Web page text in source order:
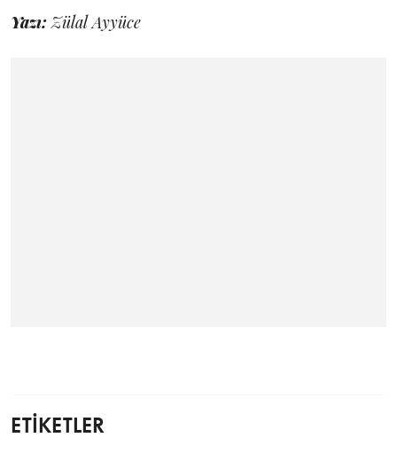
Yazı:Zülal Ayyüce
ETİKETLER